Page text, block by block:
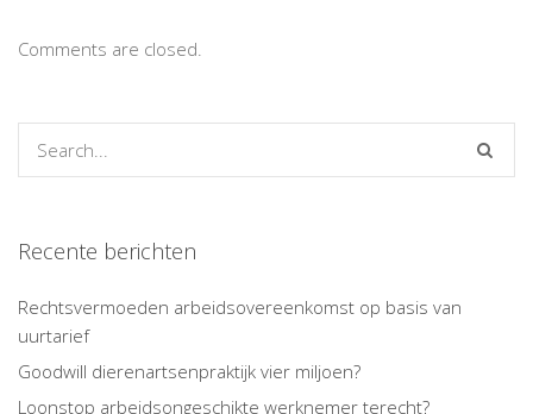
Comments are closed.
Recente berichten
Rechtsvermoeden arbeidsovereenkomst op basis van
uurtarief
Goodwill dierenartsenpraktijk vier miljoen?
Loonstop arbeidsongeschikte werknemer terecht?